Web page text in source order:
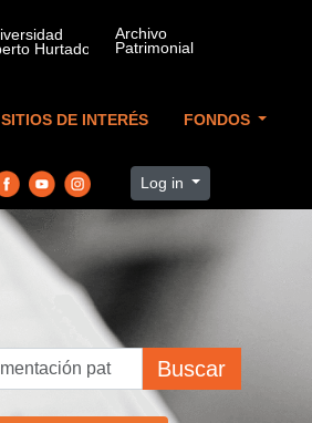
SITIOS DE INTERÉS FONDOS
Log in
Buscar